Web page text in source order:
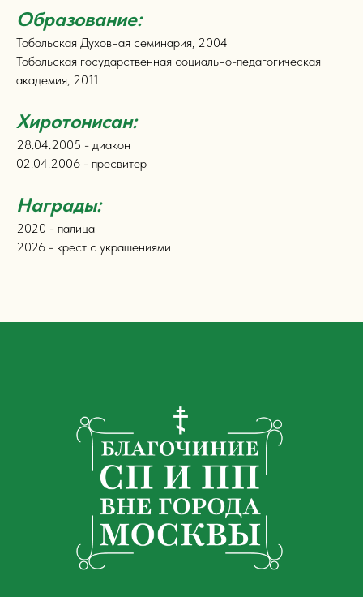
Образование:
Тобольская Духовная семинария, 2004
Тобольская государственная социально-педагогическая
академия, 2011
Хиротонисан:
28.04.2005 - диакон
02.04.2006 - пресвитер
Награды:
2020 - палица
2026 - крест с украшениями